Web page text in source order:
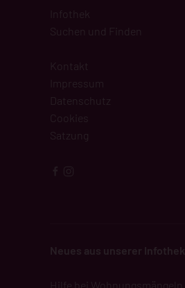
Infothek
Suchen und Finden
Kontakt
Impressum
Datenschutz
Cookies
Satzung
Neues aus unserer Infothek
Hilfe bei Wohnungsmängeln